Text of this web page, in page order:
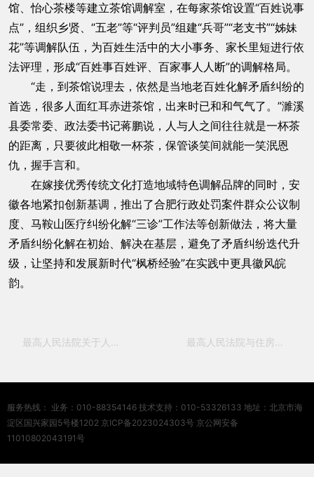
馆、怡心茶楼等建立茶馆调解室，在每家茶馆设置“百姓说事
点”，组织乡贤、“五老”等“评判员”组建“兵哥”“老支书”“姊妹
花”等调解队伍，为百姓生活中的大小事务、家长里短进行依
法评理，形成“百姓事百姓评、百家事人人断”的调解格局。
“走，到茶馆说理去，依然是当地老百姓化解矛盾纠纷的
首选，很多人面红耳赤进茶馆，出来时已和和气气了。”濉溪
县委常委、政法委书记蒋鹏说，人与人之间往往就是一杯茶
的距离，只要彼此相敬一杯茶，保管谈笑间就能一笑泯恩
仇，握手言和。
在嫁接优秀传统文化打造地域特色调解品牌的同时，安
徽各地紧扣创新基调，推出了合肥行政处罚案件群众公议制
度、马鞍山医疗纠纷化解“三诊”工作法等创新做法，将大量
矛盾纠纷化解在初始、解决在基层，避免了矛盾纠纷迭代升
级，让坚持和发展新时代“枫桥经验”在实践中更具徽风皖
韵。
服务热线： 业务：010-88354146 技术支持：010-53326133 地址：北京市海
淀区国兴家园5号楼1202 京ICP备2023024303号 京公网安备
11010802043191号